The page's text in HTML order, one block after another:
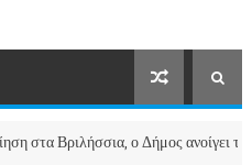
ο Δήμος ανοίγει το